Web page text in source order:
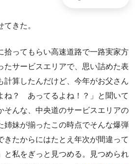
きた。
拾ってもらい高速道路で一路実家方
たサービスエリアで、思い詰めた表
計算したんだけど、今年がお父さん
ね？ あってるよね！？」と聞いて
そんな、中央道のサービスエリアの
姉妹が揃ったこの時点でそんな爆弾
たからにはたとえ年次が間違って
と私をぎっと見つめる。見つめられ